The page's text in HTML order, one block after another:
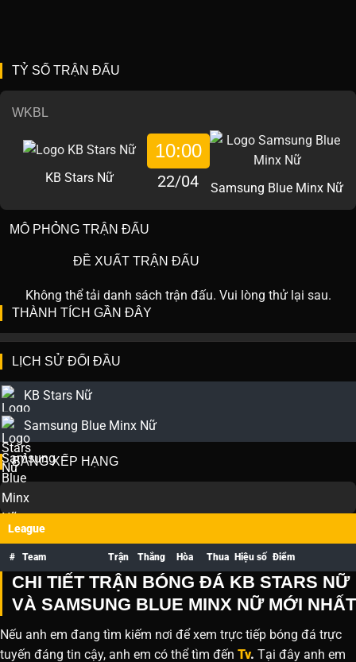
TỶ SỐ TRẬN ĐẤU
WKBL
KB Stars Nữ
10:00
22/04 Samsung Blue Minx Nữ
MÔ PHỎNG TRẬN ĐẤU
ĐỀ XUẤT TRẬN ĐẤU
Không thể tải danh sách trận đấu. Vui lòng thử lại sau.
THÀNH TÍCH GẦN ĐÂY
LỊCH SỬ ĐỐI ĐẦU
KB Stars Nữ
Samsung Blue Minx Nữ
BẢNG XẾP HẠNG
League
# Team Trận Thắng Hòa Thua Hiệu số Điểm
CHI TIẾT TRẬN BÓNG ĐÁ KB STARS NỮ
VÀ SAMSUNG BLUE MINX NỮ MỚI NHẤT
Nếu anh em đang tìm kiếm nơi để xem trực tiếp bóng đá trực
tuyến đáng tin cậy, anh em có thể tìm đến Tv. Tại đây anh em